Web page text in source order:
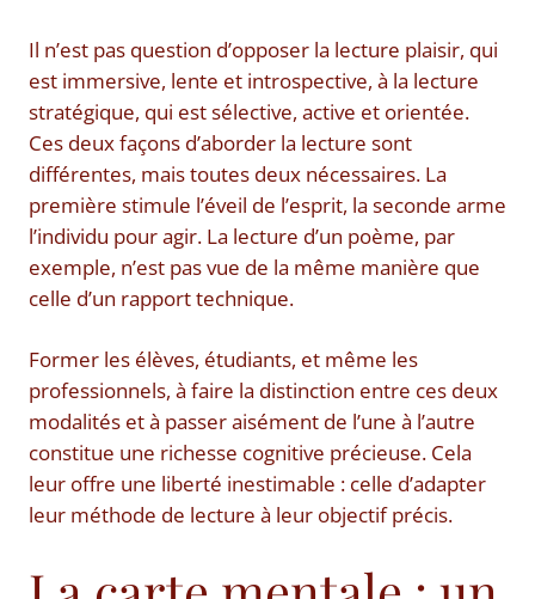
Il n’est pas question d’opposer la lecture plaisir, qui
est immersive, lente et introspective, à la lecture
stratégique, qui est sélective, active et orientée.
Ces deux façons d’aborder la lecture sont
différentes, mais toutes deux nécessaires. La
première stimule l’éveil de l’esprit, la seconde arme
l’individu pour agir. La lecture d’un poème, par
exemple, n’est pas vue de la même manière que
celle d’un rapport technique.
Former les élèves, étudiants, et même les
professionnels, à faire la distinction entre ces deux
modalités et à passer aisément de l’une à l’autre
constitue une richesse cognitive précieuse. Cela
leur offre une liberté inestimable : celle d’adapter
leur méthode de lecture à leur objectif précis.